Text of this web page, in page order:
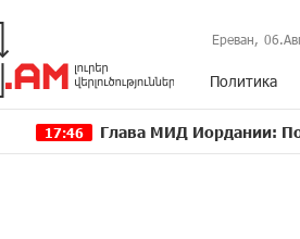
Ереван,
Политика
Глава МИД Иордании: Подписание